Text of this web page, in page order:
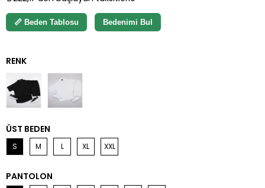
📏 Beden Tablosu Bedenimi Bul
ÜST BEDEN
S M L XL XXL
PANTOLON